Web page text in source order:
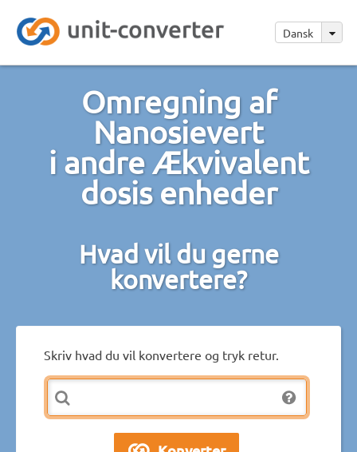
Dansk
Omregning af
Nanosievert
i andre Ækvivalent
dosis enheder
Hvad vil du gerne
konvertere?
Skriv hvad du vil konvertere og tryk retur.